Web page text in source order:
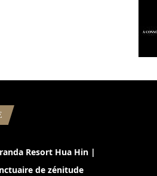
Resort Hua Hin |
de zénitude